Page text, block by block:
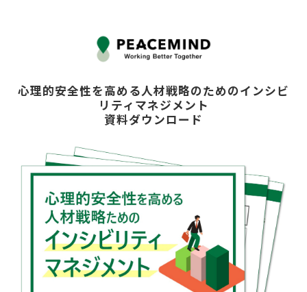
心理的安全性を高める人材戦略のためのインシビ
リティマネジメント
資料ダウンロード